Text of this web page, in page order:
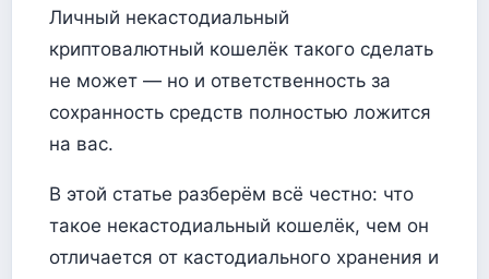
Личный некастодиальный
криптовалютный кошелёк такого сделать
не может — но и ответственность за
сохранность средств полностью ложится
на вас.
В этой статье разберём всё честно: что
такое некастодиальный кошелёк, чем он
отличается от кастодиального хранения и